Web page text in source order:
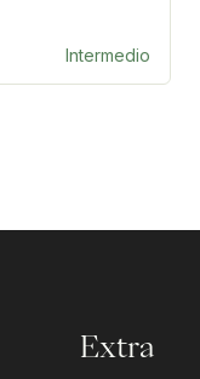
Intermedio
Extra